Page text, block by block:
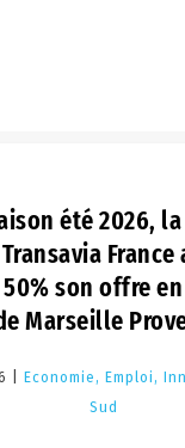
été 2026,
son offre
Marseille
| Economie, Emploi,
Sud